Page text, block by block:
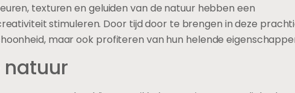
texturen en geluiden van de natuur hebben een
stimuleren. Door tijd door te brengen in deze
maar ook profiteren van hun helende